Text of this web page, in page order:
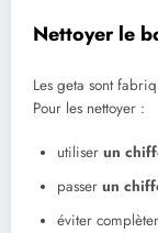
Nettoyer le
Les geta sont
Pour les nettoyer :
utiliser un
passer un
éviter